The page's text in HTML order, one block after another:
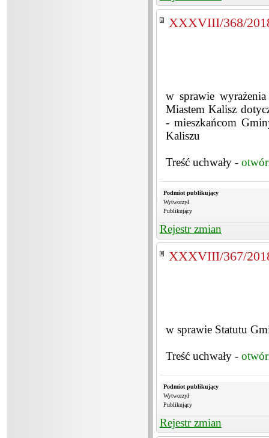
XXXVIII/368/
w sprawie
Miastem Kalisz
- mieszkańcom
Kaliszu
Treść uchwały -
Podmiot publikujący
Wytworzył
Publikujący
Rejestr zmian
XXXVIII/367/
w sprawie Statutu
Treść uchwały -
Podmiot publikujący
Wytworzył
Publikujący
Rejestr zmian